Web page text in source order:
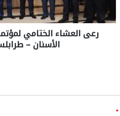
رعى العشاء الختامي
الأسنان –
*